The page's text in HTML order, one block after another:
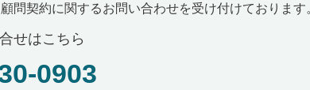
顧問契約に関するお問い合わせを受け付けております
せはこちら
0903